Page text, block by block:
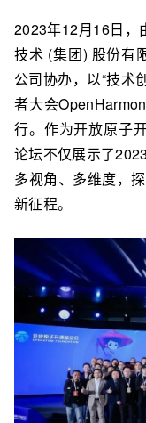
2023年12月16日，
技术 (集团) 股份有
公司协办，以“技术
者大会
行。作为开放原子
论坛不仅展示了
多视角、多维度，
新征程。